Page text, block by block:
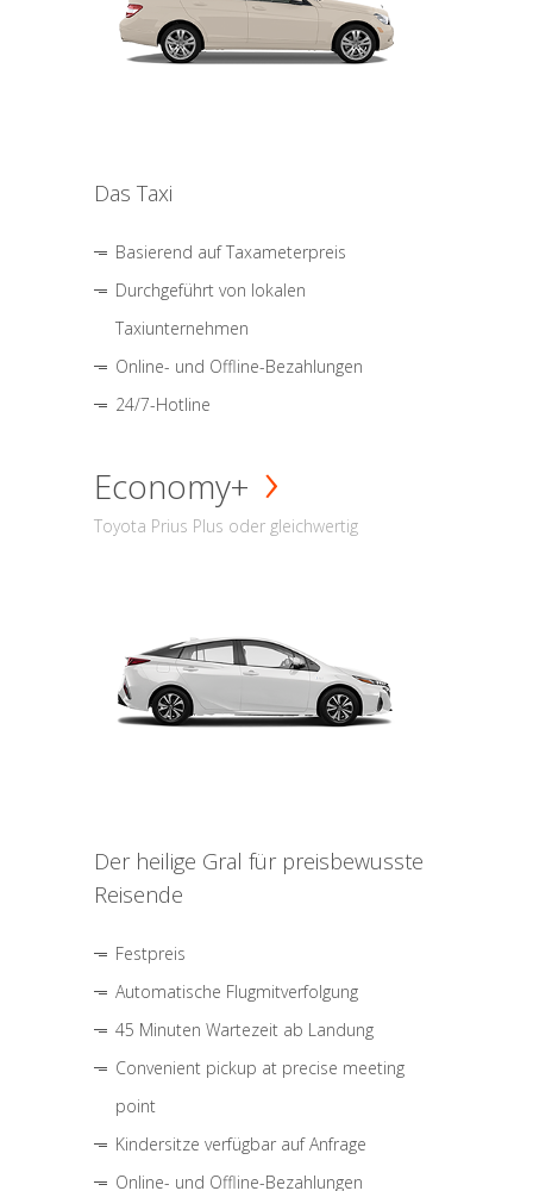
Das Taxi
Basierend auf Taxameterpreis
Durchgeführt von lokalen
Taxiunternehmen
Online- und Offline-Bezahlungen
24/7-Hotline
Economy+
Toyota Prius Plus oder gleichwertig
Der heilige Gral für preisbewusste
Reisende
Festpreis
Automatische Flugmitverfolgung
45 Minuten Wartezeit ab Landung
Convenient pickup at precise meeting
point
Kindersitze verfügbar auf Anfrage
Online- und Offline-Bezahlungen